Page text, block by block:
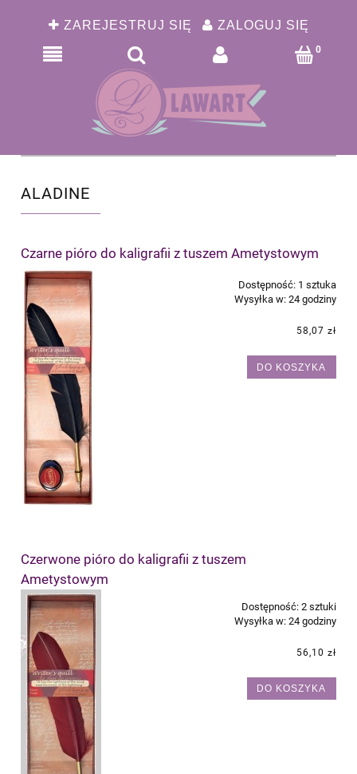
ZAREJESTRUJ SIĘ ZALOGUJ SIĘ
ALADINE
Czarne pióro do kaligrafii z tuszem Ametystowym
Dostępność: 1 sztuka
Wysyłka w: 24 godziny
58,07 zł
DO KOSZYKA
Czerwone pióro do kaligrafii z tuszem
Ametystowym
Dostępność: 2 sztuki
Wysyłka w: 24 godziny
56,10 zł
DO KOSZYKA